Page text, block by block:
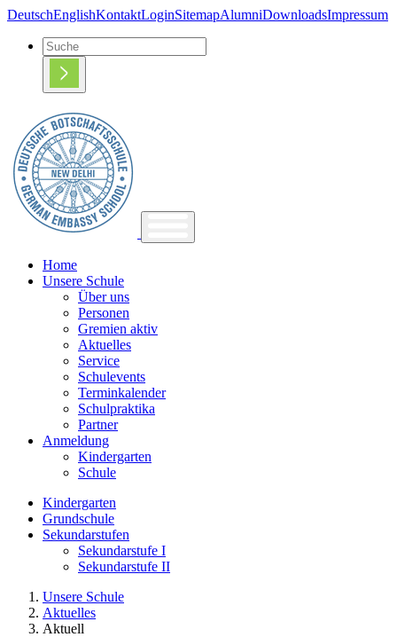
DeutschEnglishKontaktLoginSitemapAlumniDownloadsImpressum
Home
Unsere Schule
Über uns
Personen
Gremien aktiv
Aktuelles
Service
Schulevents
Terminkalender
Schulpraktika
Partner
Anmeldung
Kindergarten
Schule
Kindergarten
Grundschule
Sekundarstufen
Sekundarstufe I
Sekundarstufe II
Unsere Schule
Aktuelles
Aktuell